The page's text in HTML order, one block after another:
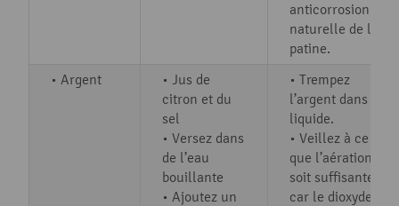
anticorrosion
naturelle de la
patine.
• Argent
• Jus de
citron et du
sel
• Versez dans
de l’eau
bouillante
• Ajoutez un
• Trempez
l’argent dans le
liquide.
• Veillez à ce
que l’aération
soit suffisante,
car le dioxyde